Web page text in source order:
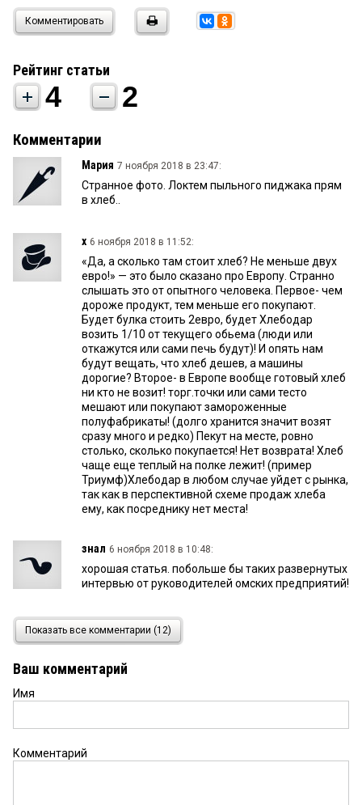
Комментировать
Рейтинг статьи
4 2
Комментарии
Мария 7 ноября 2018 в 23:47:
Странное фото. Локтем пыльного пиджака прям
в хлеб..
х 6 ноября 2018 в 11:52:
«Да, а сколько там стоит хлеб? Не меньше двух
евро!» — это было сказано про Европу. Странно
слышать это от опытного человека. Первое- чем
дороже продукт, тем меньше его покупают.
Будет булка стоить 2евро, будет Хлебодар
возить 1/10 от текущего обьема (люди или
откажутся или сами печь будут)! И опять нам
будут вещать, что хлеб дешев, а машины
дорогие? Второе- в Европе вообще готовый хлеб
ни кто не возит! торг.точки или сами тесто
мешают или покупают замороженные
полуфабрикаты! (долго хранится значит возят
сразу много и редко) Пекут на месте, ровно
столько, сколько покупается! Нет возврата! Хлеб
чаще еще теплый на полке лежит! (пример
Триумф)Хлебодар в любом случае уйдет с рынка,
так как в перспективной схеме продаж хлеба
ему, как посреднику нет места!
знал 6 ноября 2018 в 10:48:
хорошая статья. побольше бы таких развернутых
интервью от руководителей омских предприятий!
татьяна 5 ноября 2018 в 22:31:
Хорошая сказка для взрослых. Так всем
известно, что из 1 кг зерна получается минимум
720 грамм муки( 260 грамм побочного продукта),
подороже продали, высший сорт. Так купили за 6
прибыли нет. Так в чьих же она карманах осела.
Вот где поле непахано. Ваш хлеб как золото.
Наверно даже выгоднее....
Показать все комментарии (12)
Ваш комментарий
Имя
Комментарий